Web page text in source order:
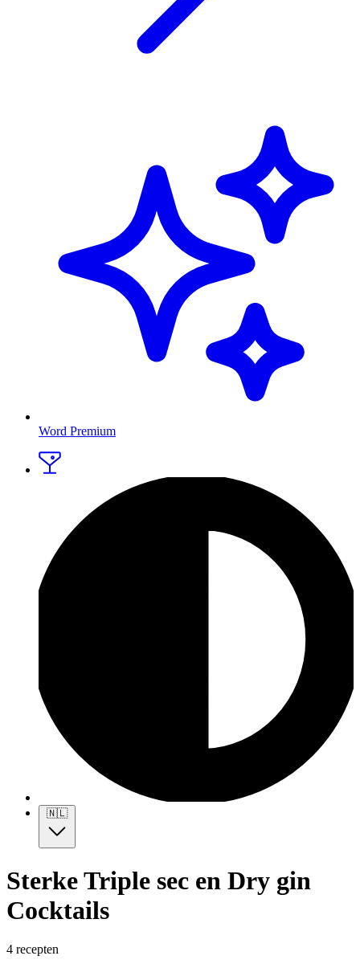
Word Premium
🇳🇱
Sterke Triple sec en Dry gin
Cocktails
4 recepten